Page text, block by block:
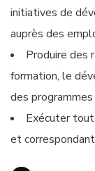
initiatives de
auprès des
Produire des
formation, le
des
Exécuter
et